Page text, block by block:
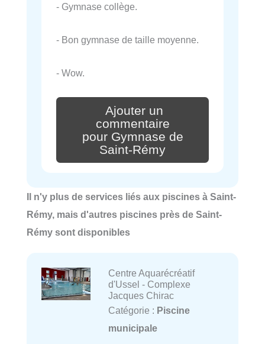
- Gymnase collège.
- Bon gymnase de taille moyenne.
- Wow.
Ajouter un
commentaire
pour Gymnase de
Saint-Rémy
Il n'y plus de services liés aux piscines à Saint-
Rémy, mais d'autres piscines près de Saint-
Rémy sont disponibles
Centre Aquarécréatif
d'Ussel - Complexe
Jacques Chirac
Catégorie : Piscine
municipale